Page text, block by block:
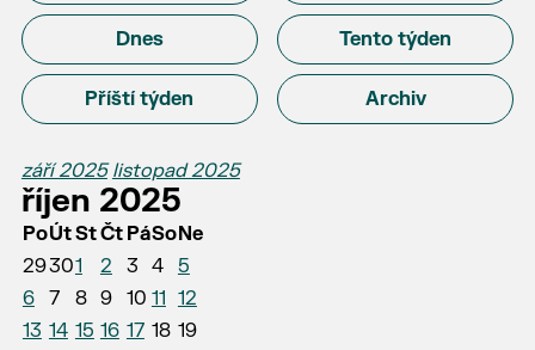
Dnes Tento týden
Příští týden Archiv
září 2025 listopad 2025
říjen 2025
PoÚtStČt PáSoNe
29301 2 3 4
5
6
7 8 9 10 11 12
13 14 15 16 17 18 19